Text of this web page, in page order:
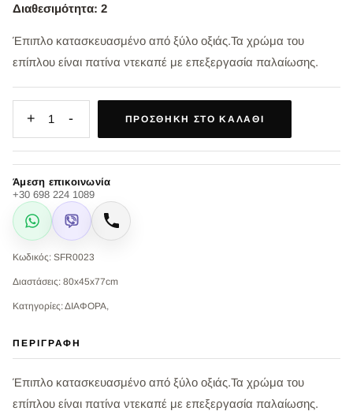
Διαθεσιμότητα: 2
Έπιπλο κατασκευασμένο από ξύλο οξιάς.Τα χρώμα του
επίπλου είναι πατίνα ντεκαπέ με επεξεργασία παλαίωσης.
+ 1 - ΠΡΟΣΘΉΚΗ ΣΤΟ ΚΑΛΆΘΙ
Άμεση επικοινωνία
+30 698 224 1089
WhatsApp
Viber Κλήση
Κωδικός: SFR0023
Διαστάσεις: 80x45x77cm
Κατηγορίες: ΔΙΑΦΟΡΑ,
ΠΕΡΙΓΡΑΦΉ
Έπιπλο κατασκευασμένο από ξύλο οξιάς.Τα χρώμα του
επίπλου είναι πατίνα ντεκαπέ με επεξεργασία παλαίωσης.